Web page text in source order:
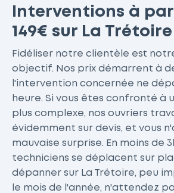
Interventions à
149€ sur La Trétoire
Fidéliser notre clientèle est
objectif. Nos prix démarrent à de
l'intervention concernée ne
heure. Si vous êtes confronté à
plus complexe, nos ouvriers
évidemment sur devis, et vous
mauvaise surprise. En moins de
techniciens se déplacent sur
dépanner sur La Trétoire, peu
le mois de l'année, n'attendez